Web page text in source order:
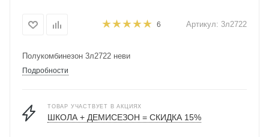
6 Артикул: 3л2722
Полукомбинезон 3л2722 неви
Подробности
ТОВАР УЧАСТВУЕТ В АКЦИЯХ
ШКОЛА + ДЕМИСЕЗОН = СКИДКА 15%